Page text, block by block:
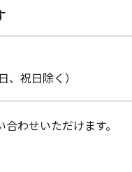
、祝日除く）
わせいただけます。